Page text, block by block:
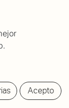
Acepto